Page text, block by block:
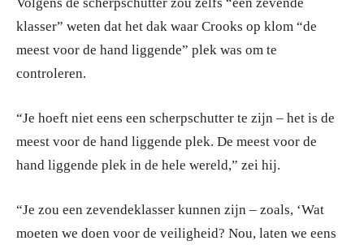
klasser” weten dat het dak waar Crooks op klom “de
meest voor de hand liggende” plek was om te
controleren.
“Je hoeft niet eens een scherpschutter te zijn – het is de
meest voor de hand liggende plek. De meest voor de
hand liggende plek in de hele wereld,” zei hij.
“Je zou een zevendeklasser kunnen zijn – zoals, ‘Wat
moeten we doen voor de veiligheid? Nou, laten we eens